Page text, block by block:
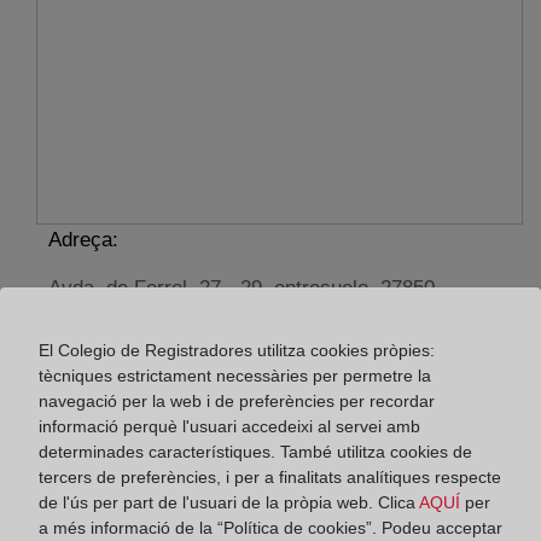
Adreça:
Avda. de Ferrol, 27 - 29, entresuelo, 27850
De lunes a viernes de 09:00 a 17:00 horas
Agosto: De lunes a viernes de 09:00 a 14:00 horas
Los días 24 y 31 de diciembre de 09:00 a 14:00
horas
El Colegio de Registradores utilitza cookies pròpies:
tècniques estrictament necessàries per permetre la
navegació per la web i de preferències per recordar
informació perquè l'usuari accedeixi al servei amb
determinades característiques. També utilitza cookies de
tercers de preferències, i per a finalitats analítiques respecte
de l'ús per part de l'usuari de la pròpia web. Clica AQUÍ per
a més informació de la “Política de cookies”. Podeu acceptar